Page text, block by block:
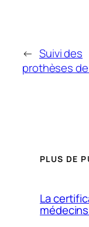
← Suivi des
prothèses
PLUS DE
La